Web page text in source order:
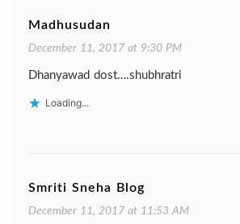
Madhusudan
December 11, 2017 at 9:30 PM
Dhanyawad dost….shubhratri
Loading...
Smriti Sneha Blog
December 11, 2017 at 11:53 AM